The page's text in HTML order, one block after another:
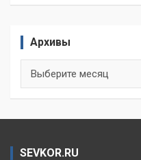
Архивы
SEVKOR.RU